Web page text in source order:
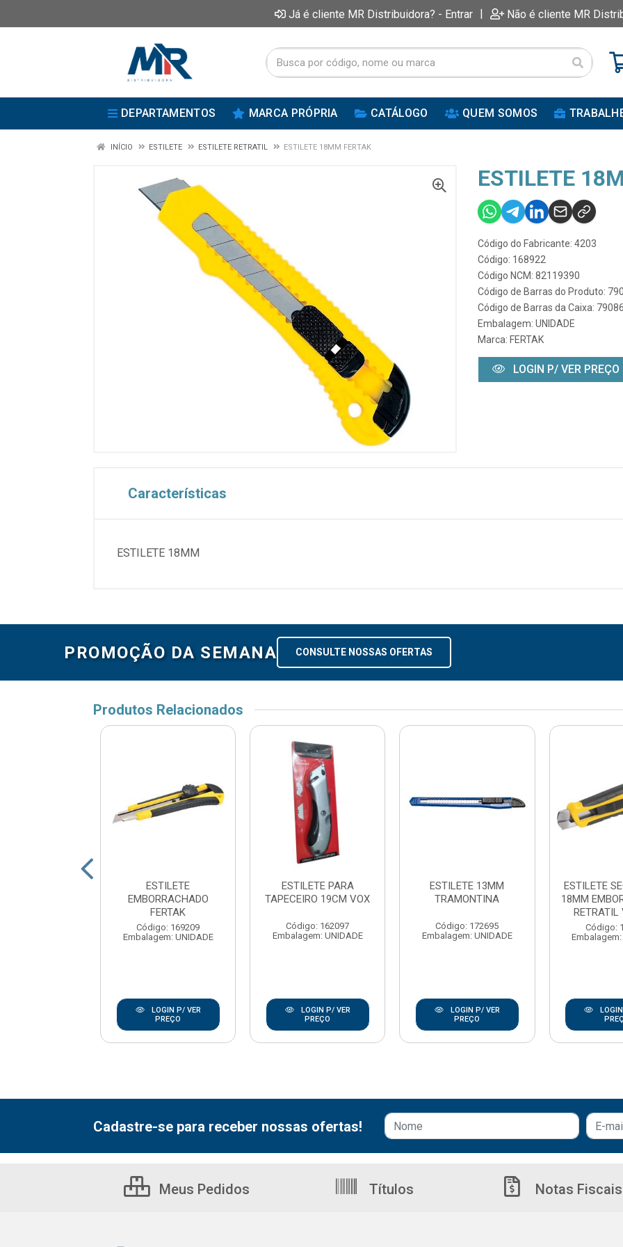
Já é cliente MR Distribuidora? - Entrar | Não é cliente MR
DEPARTAMENTOS MARCA PRÓPRIA CATÁLOGO QUEM SOMOS
INÍCIO ESTILETE ESTILETE RETRATIL ESTILETE 18MM FERTAK
ESTILETE
Código do Fabricante: 4203
Código: 168922
Código NCM: 82119390
Código de Barras do Produto:
Código de Barras da Caixa:
Embalagem: UNIDADE
Marca: FERTAK
LOGIN P/ VER PREÇO
Características
ESTILETE 18MM
PROMOÇÃO DA SEMANA CONSULTE NOSSAS OFERTAS
Produtos Relacionados
ESTILETE
EMBORRACHADO
FERTAK
Código: 169209
Embalagem: UNIDADE
LOGIN P/ VER
PREÇO
ESTILETE PARA
TAPECEIRO 19CM VOX
Código: 162097
Embalagem: UNIDADE
LOGIN P/ VER
PREÇO
ESTILETE 13MM
TRAMONTINA
Código: 172695
Embalagem: UNIDADE
LOGIN P/ VER
PREÇO
ESTILETE
18MM
RETRATIL
Código:
Embalagem:
Cadastre-se para receber nossas ofertas!
Meus Pedidos Títulos Notas Fiscais